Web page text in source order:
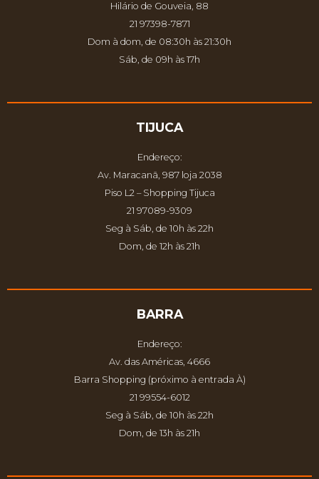
Hilário de Gouveia, 88
21 97398-7871
Dom à dom, de 08:30h às 21:30h
Sáb, de 09h às 17h
TIJUCA
Endereço:
Av. Maracanã, 987 loja 2038
Piso L2 – Shopping Tijuca
21 97089-9309
Seg à Sáb, de 10h às 22h
Dom, de 12h às 21h
BARRA
Endereço:
Av. das Américas, 4666
Barra Shopping (próximo à entrada À)
21 99554-6012
Seg à Sáb, de 10h às 22h
Dom, de 13h às 21h